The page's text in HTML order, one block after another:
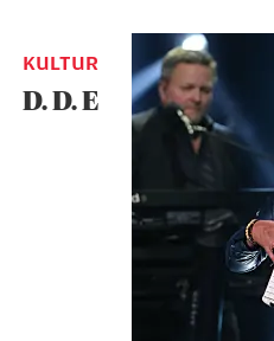
KULTUR
D. D. E